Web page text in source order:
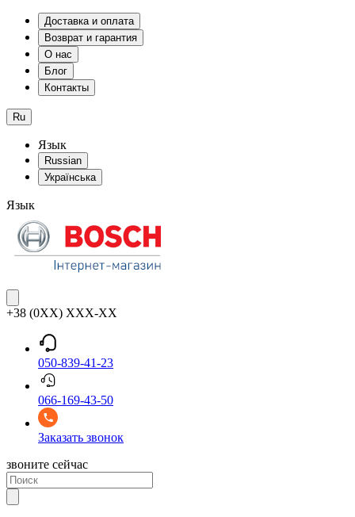
Доставка и оплата
Возврат и гарантия
О нас
Блог
Контакты
Ru
Язык
Russian
Українська
Язык
+38 (0XX) XXX-XX
050-839-41-23
066-169-43-50
Заказать звонок
звоните сейчас